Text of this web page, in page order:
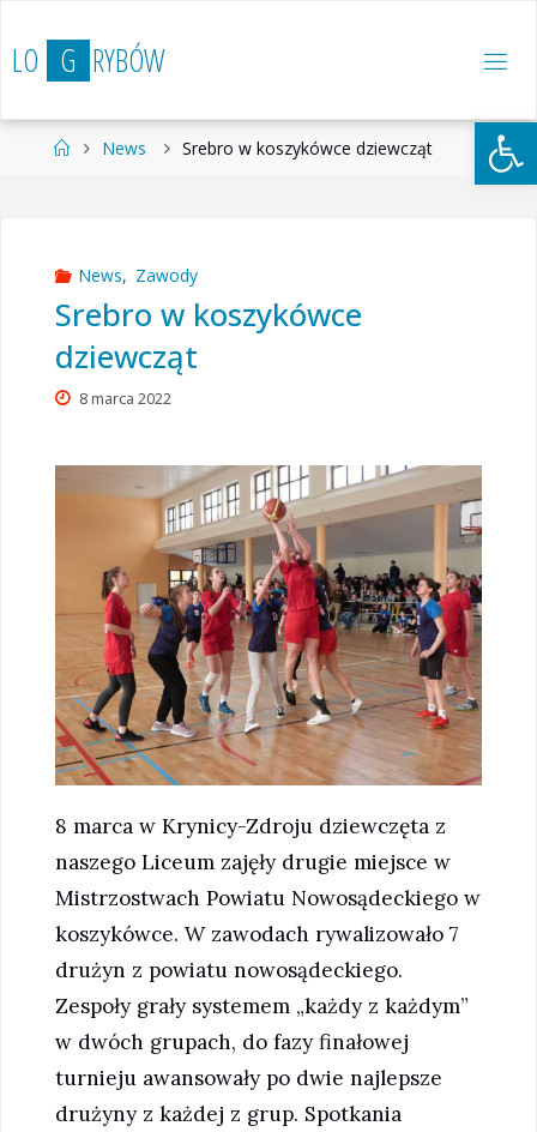
do
treści
LO G RYBÓW
StronaNews Srebro w koszykówce dziewcząt
News, Zawody
Srebro w koszykówce
dziewcząt
8 marca 2022
8 marca w Krynicy-Zdroju dziewczęta z
naszego Liceum zajęły drugie miejsce w
Mistrzostwach Powiatu Nowosądeckiego w
koszykówce. W zawodach rywalizowało 7
drużyn z powiatu nowosądeckiego.
Zespoły grały systemem „każdy z każdym”
w dwóch grupach, do fazy finałowej
turnieju awansowały po dwie najlepsze
drużyny z każdej z grup. Spotkania